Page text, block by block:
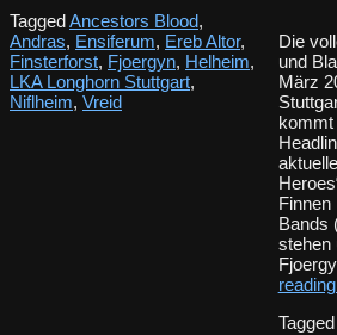
TaggedAncestors Blood,
Andras, Ensiferum, Ereb Altor,
Finsterforst, Fjoergyn, Helheim,
LKA Longhorn Stuttgart,
Niflheim, Vreid
Die
und
März
Bands
stehen
reading
Tagged